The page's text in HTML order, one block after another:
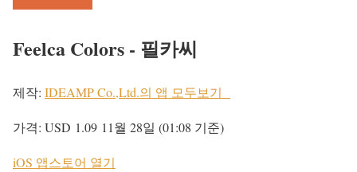
Feelca Colors - 필카씨
제작: IDEAMP Co.,Ltd.의 앱 모두보기
가격: USD 1.09 11월 28일 (01:08 기준)
iOS 앱스토어 열기